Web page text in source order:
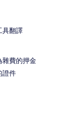
具翻譯
雜費的押金
證件